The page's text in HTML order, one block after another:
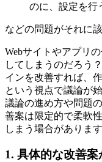
のに、設定を行
などの問題がそれに該
Webサイトやアプリ
してしまうのだろう
インを改善すれば、
という視点で議論が
議論の進め方や問題
善案は限定的で柔軟
しまう場合があります
1. 具体的な改善